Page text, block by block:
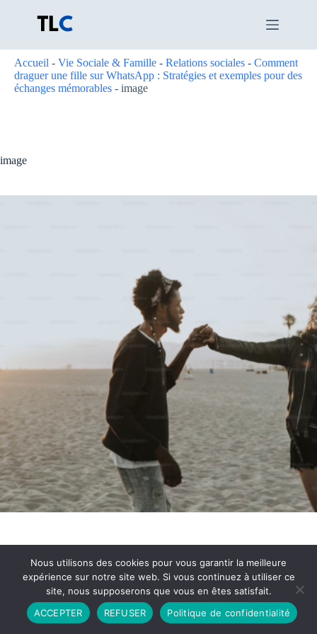
Accueil - Vie Sociale & Famille - Relations sociales - Comment
draguer une fille sur WhatsApp : Stratégies et exemples pour des
échanges mémorables - image
image
Partenariat Contact
Politique de Confidentialité
CGU
Copyright © 2026 - Propulsé par DIEUDUDIABLE
Nous utilisons des cookies pour vous garantir la meilleure
expérience sur notre site web. Si vous continuez à utiliser ce
site, nous supposerons que vous en êtes satisfait.
ACCEPTER
REFUSER Politique de confidentialité